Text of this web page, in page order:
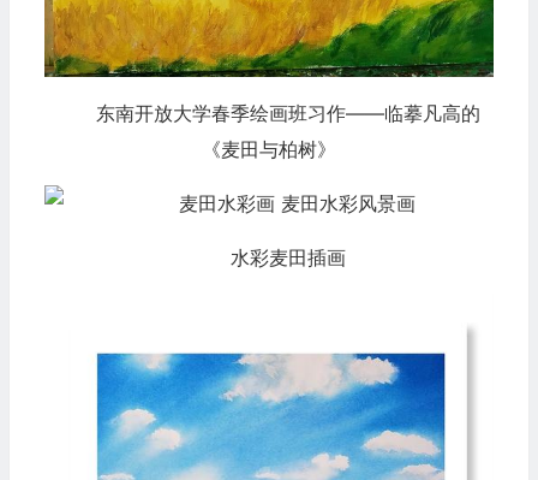
东南开放大学春季绘画班习作——临摹凡高的
《麦田与柏树》
水彩麦田插画